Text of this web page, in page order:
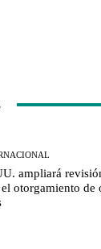
ampliará
el otorgamiento de